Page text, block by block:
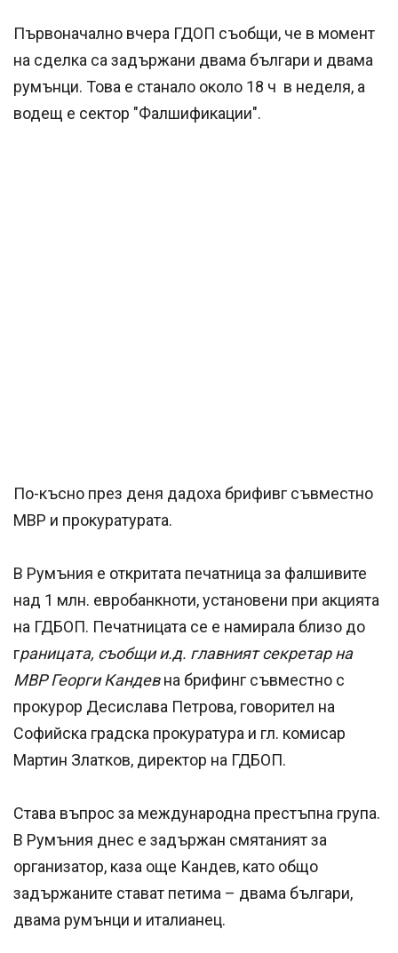
Първоначално вчера ГДОП съобщи, че в момент
на сделка са задържани двама българи и двама
румънци. Това е станало около 18 ч в неделя, а
водещ е сектор "Фалшификации".
По-късно през деня дадоха брифивг съвместно
МВР и прокуратурата.
В Румъния е откритата печатница за фалшивите
над 1 млн. евробанкноти, установени при акцията
на ГДБОП. Печатницата се е намирала близо до
границата, съобщи и.д. главният секретар на
МВР Георги Кандевна брифинг съвместно с
прокурор Десислава Петрова, говорител на
Софийска градска прокуратура и гл. комисар
Мартин Златков, директор на ГДБОП.
Става въпрос за международна престъпна група.
В Румъния днес е задържан смятаният за
организатор, каза още Кандев, като общо
задържаните стават петима – двама българи,
двама румънци и италианец.